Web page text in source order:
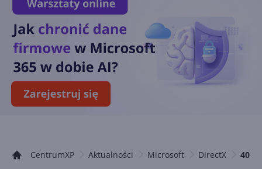
CentrumXP Aktualności Microsoft DirectX 40-